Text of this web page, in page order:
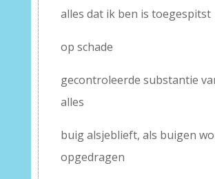
alles dat ik ben is toegespitst
op schade
gecontroleerde substantie
alles
buig alsjeblieft, als buigen
opgedragen